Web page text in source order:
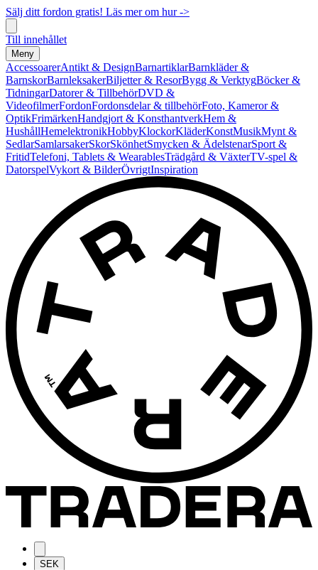
Sälj ditt fordon gratis! Läs mer om hur ->
Till innehållet
Meny
AccessoarerAntikt & DesignBarnartiklarBarnkläder &
BarnskorBarnleksakerBiljetter & ResorBygg & VerktygBöcker &
TidningarDatorer & TillbehörDVD &
VideofilmerFordonFordonsdelar & tillbehörFoto, Kameror &
OptikFrimärkenHandgjort & KonsthantverkHem &
HushållHemelektronikHobbyKlockorKläderKonstMusikMynt &
SedlarSamlarsakerSkorSkönhetSmycken & ÄdelstenarSport &
FritidTelefoni, Tablets & WearablesTrädgård & VäxterTV-spel &
DatorspelVykort & BilderÖvrigtInspiration
SEK